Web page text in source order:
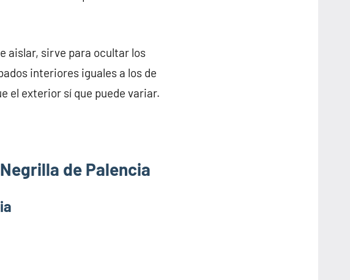
aislar, sirve para ocultar los
interiores iguales a los de
el exterior sí que puede variar.
de Palencia